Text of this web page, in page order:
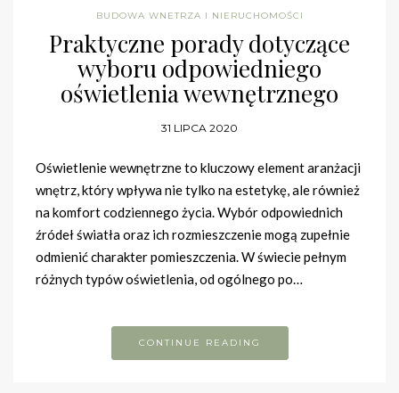
BUDOWA WNETRZA I NIERUCHOMOŚCI
Praktyczne porady dotyczące
wyboru odpowiedniego
oświetlenia wewnętrznego
31 LIPCA 2020
Oświetlenie wewnętrzne to kluczowy element aranżacji
wnętrz, który wpływa nie tylko na estetykę, ale również
na komfort codziennego życia. Wybór odpowiednich
źródeł światła oraz ich rozmieszczenie mogą zupełnie
odmienić charakter pomieszczenia. W świecie pełnym
różnych typów oświetlenia, od ogólnego po…
CONTINUE READING